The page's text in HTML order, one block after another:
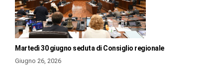
Martedì 30 giugno seduta di Consiglio regionale
Giugno 26, 2026